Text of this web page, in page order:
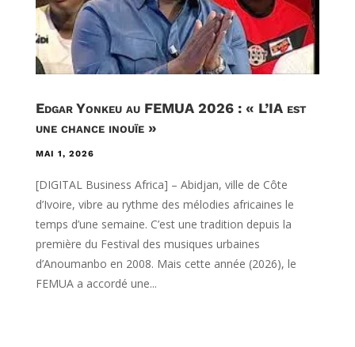
Edgar Yonkeu au FEMUA 2026 : « L’IA est
une chance inouïe »
MAI 1, 2026
[DIGITAL Business Africa] – Abidjan, ville de Côte
d’Ivoire, vibre au rythme des mélodies africaines le
temps d’une semaine. C’est une tradition depuis la
première du Festival des musiques urbaines
d’Anoumanbo en 2008. Mais cette année (2026), le
FEMUA a accordé une...